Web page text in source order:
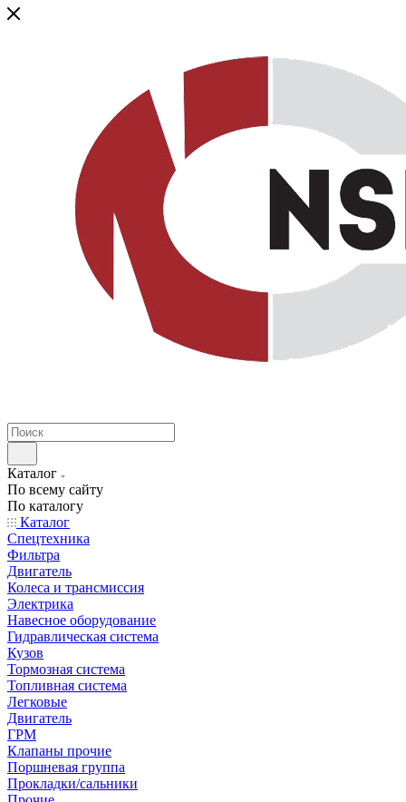
Каталог
По всему сайту
По каталогу
Каталог
Спецтехника
Фильтра
Двигатель
Колеса и трансмиссия
Электрика
Навесное оборудование
Гидравлическая система
Кузов
Тормозная система
Топливная система
Легковые
Двигатель
ГРМ
Клапаны прочие
Поршневая группа
Прокладки/сальники